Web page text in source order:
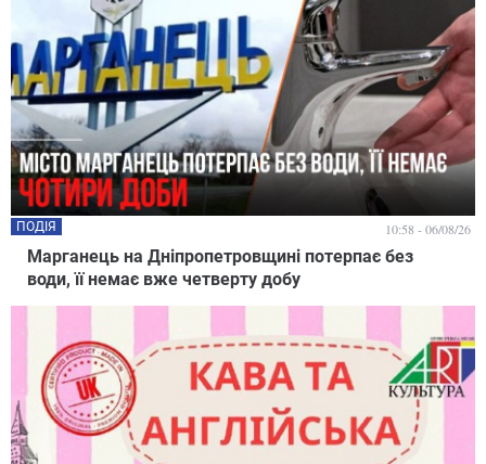
Марганець на Дніпропетровщині потерпає без
води, її немає вже четверту добу
ПОДІЯ 10:58 - 06/08/26